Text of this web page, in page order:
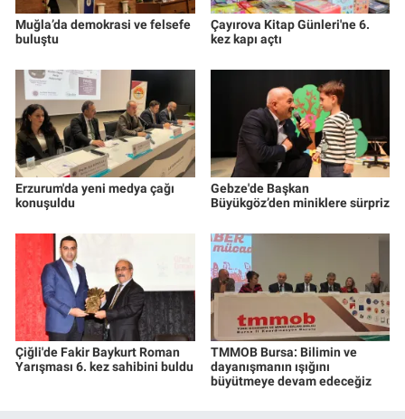
Muğla’da demokrasi ve felsefe
buluştu
Çayırova Kitap Günleri'ne 6.
kez kapı açtı
Erzurum'da yeni medya çağı
konuşuldu
Gebze'de Başkan
Büyükgöz’den miniklere sürpriz
Çiğli'de Fakir Baykurt Roman
Yarışması 6. kez sahibini buldu
TMMOB Bursa: Bilimin ve
dayanışmanın ışığını
büyütmeye devam edeceğiz